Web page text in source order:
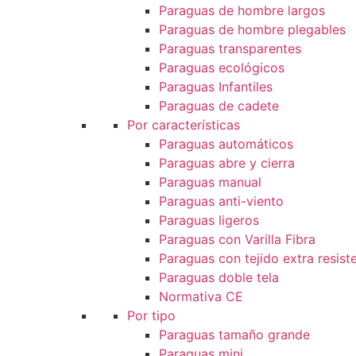
Paraguas de hombre largos
Paraguas de hombre plegables
Paraguas transparentes
Paraguas ecológicos
Paraguas Infantiles
Paraguas de cadete
Por características
Paraguas automáticos
Paraguas abre y cierra
Paraguas manual
Paraguas anti-viento
Paraguas ligeros
Paraguas con Varilla Fibra
Paraguas con tejido extra
Paraguas doble tela
Normativa CE
Por tipo
Paraguas tamaño grande